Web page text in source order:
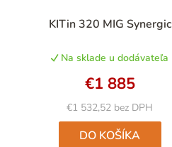
KITin 320 MIG Synergic
Na sklade u dodávateľa
€1 532,52 bez DPH
€1 885
DO KOŠÍKA